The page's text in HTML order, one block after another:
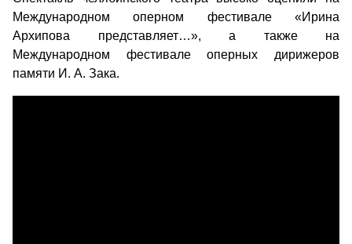
Международном оперном фестивале «Ирина
Архипова представляет…», а также на
Международном фестивале оперных дирижеров
памяти И. А. Зака.